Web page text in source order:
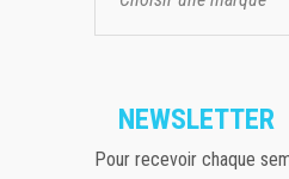
NEWSLETTER
Pour recevoir chaque